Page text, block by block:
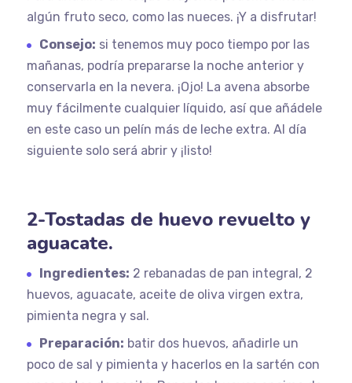
algún fruto seco, como las nueces. ¡Y a disfrutar!
Consejo: si tenemos muy poco tiempo por las
mañanas, podría prepararse la noche anterior y
conservarla en la nevera. ¡Ojo! La avena absorbe
muy fácilmente cualquier líquido, así que añádele
en este caso un pelín más de leche extra. Al día
siguiente solo será abrir y ¡listo!
2-Tostadas de huevo revuelto y
aguacate.
Ingredientes: 2 rebanadas de pan integral, 2
huevos, aguacate, aceite de oliva virgen extra,
pimienta negra y sal.
Preparación: batir dos huevos, añadirle un
poco de sal y pimienta y hacerlos en la sartén con